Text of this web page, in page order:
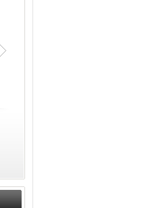
partililerin ve teşkilat mensuplarının
katılımıyla Aliağa Belediyesi Meclis